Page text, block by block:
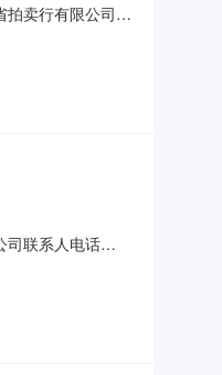
拍卖行有限公司联
司联系人电话